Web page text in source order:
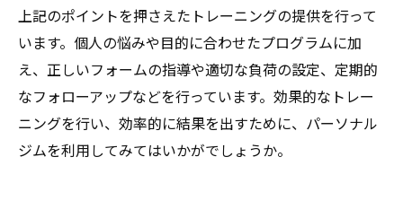
上記のポイントを押さえたトレーニングの提供を行って
います。個人の悩みや目的に合わせたプログラムに加
え、正しいフォームの指導や適切な負荷の設定、定期的
なフォローアップなどを行っています。効果的なトレー
ニングを行い、効率的に結果を出すために、パーソナル
ジムを利用してみてはいかがでしょうか。